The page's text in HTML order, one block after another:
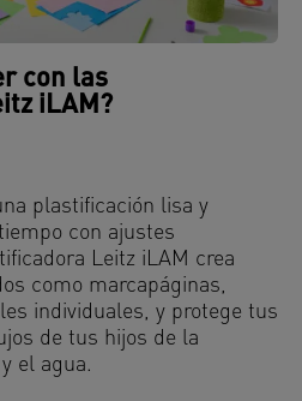
con las
iLAM?
plastificación lisa y
con ajustes
Leitz iLAM crea
como marcapáginas,
individuales, y protege tus
de tus hijos de la
el agua.